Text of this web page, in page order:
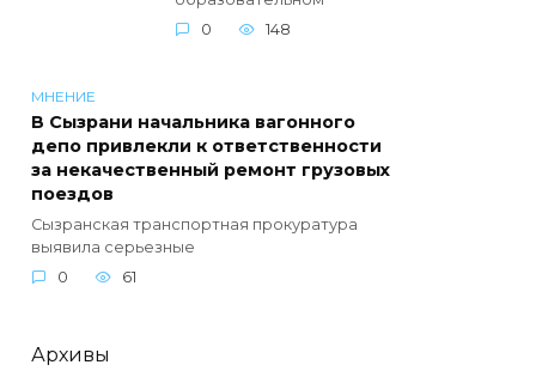
0
148
МНЕНИЕ
В Сызрани начальника вагонного
депо привлекли к ответственности
за некачественный ремонт грузовых
поездов
Сызранская транспортная прокуратура
выявила серьезные
0
61
Архивы